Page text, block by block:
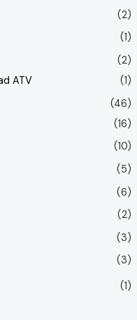
(2)
(1)
(2)
ATV
(1)
(46)
(16)
(10)
(5)
(6)
(2)
(3)
(3)
(1)